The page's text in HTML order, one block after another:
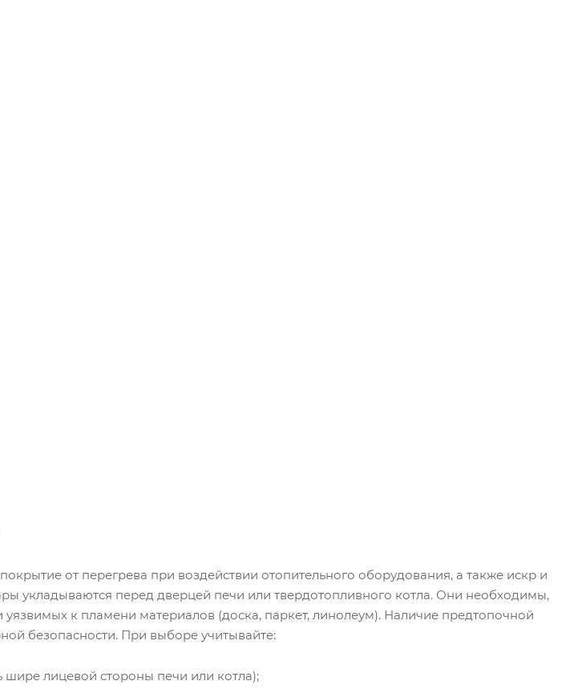
от перегрева при воздействии отопительного оборудования, а также искр и
укладываются перед дверцей печи или твердотопливного котла. Они необходимы,
к пламени материалов (доска, паркет, линолеум). Наличие предтопочной
безопасности. При выборе учитывайте:
лицевой стороны печи или котла);